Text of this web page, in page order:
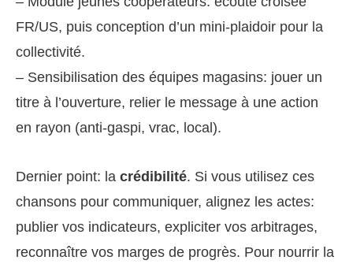
FR/US, puis conception d’un mini-plaidoir pour la
collectivité.
– Sensibilisation des équipes magasins: jouer un
titre à l’ouverture, relier le message à une action
en rayon (anti-gaspi, vrac, local).
Dernier point: la crédibilité. Si vous utilisez ces
chansons pour communiquer, alignez les actes:
publier vos indicateurs, expliciter vos arbitrages,
reconnaître vos marges de progrès. Pour nourrir la